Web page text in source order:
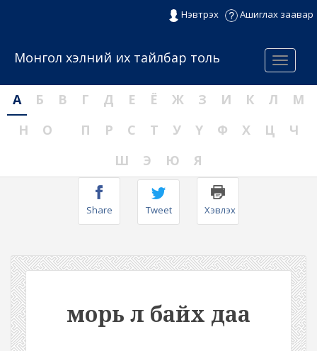
Нэвтрэх Ашиглах заавар
Menu
Монгол хэлний их тайлбар толь
А Б В Г Д Е Ё Ж З И К Л
М
Н
О П Р С Т У Ү Ф Х Ц
Ч
Ш
Э Ю Я
Share Tweet Хэвлэх
морь л байх даа